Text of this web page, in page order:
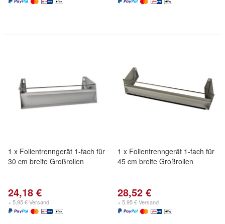
1 x Folientrenngerät 1-fach für
30 cm breite Großrollen
24,18 €
+ 5,95 € Versand
1 x Folientrenngerät 1-fach für
45 cm breite Großrollen
28,52 €
+ 5,95 € Versand